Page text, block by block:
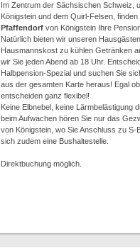
Im Zentrum der Sächsischen Schweiz,
Königstein und dem Quirl-Felsen,
Pfaffendorfvon Königstein Ihre
Natürlich bieten wir unseren
Hausmannskost zu kühlen Getränken
wir Sie jeden Abend ab 18 Uhr.
Halbpension-Spezial und suchen Sie
aus der gesamten Karte heraus! Egal
entscheiden ganz flexibel!
Keine Elbnebel, keine Lärmbelästigung
beim Aufwachen hören Sie nur das
von Königstein, wo Sie Anschluss zu
sich zudem eine Bushaltestelle.
Direktbuchung möglich.